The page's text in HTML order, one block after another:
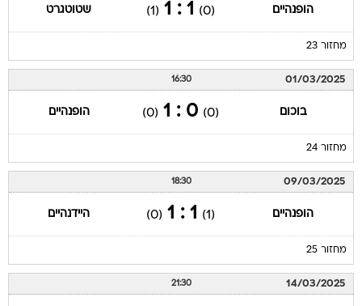
הופנהיים (0)
1 : 1
(1) שטוטגרט
מחזור 23
01/03/2025
16:30
בוכום (0)
0 : 1
(0) הופנהיים
מחזור 24
09/03/2025
18:30
הופנהיים (1)
1 : 1
(0) היידנהיים
מחזור 25
14/03/2025
21:30